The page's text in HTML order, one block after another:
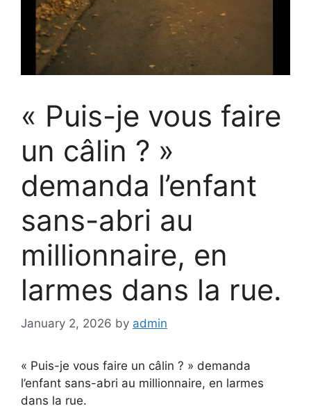
« Puis-je vous faire
un câlin ? »
demanda l’enfant
sans-abri au
millionnaire, en
larmes dans la rue.
January 2, 2026 by admin
« Puis-je vous faire un câlin ? » demanda
l’enfant sans-abri au millionnaire, en larmes
dans la rue.